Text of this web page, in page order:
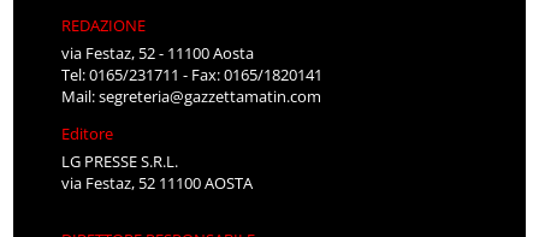
REDAZIONE
via Festaz, 52 - 11100 Aosta
Tel: 0165/231711 - Fax: 0165/1820141
Mail:segreteria@gazzettamatin.com
Editore
LG PRESSE S.R.L.
via Festaz, 52 11100 AOSTA